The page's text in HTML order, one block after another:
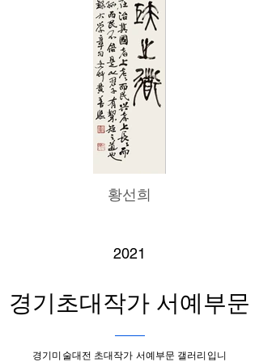
황선희
2021
경기초대작가 서예부문
경기미술대전 초대작가 서예부문 갤러리입니